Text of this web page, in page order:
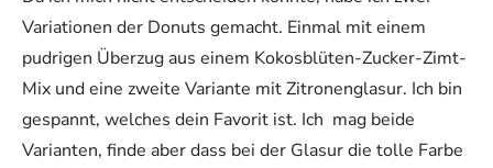
Variationen der Donuts gemacht. Einmal mit einem
pudrigen Überzug aus einem Kokosblüten-Zucker-Zimt-
Mix und eine zweite Variante mit Zitronenglasur. Ich bin
gespannt, welches dein Favorit ist. Ich mag beide
Varianten, finde aber dass bei der Glasur die tolle Farbe